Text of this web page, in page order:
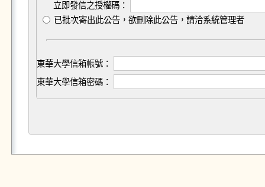
立即發信之授權碼：
已批次寄出此公告，欲刪除此公告，請洽系統管理者
東華大學信箱帳號：
東華大學信箱密碼：